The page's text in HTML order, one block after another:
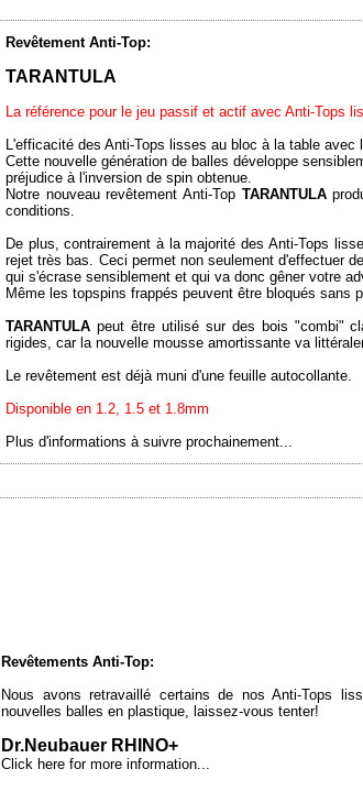
Revêtement Anti-Top:
TARANTULA
La référence pour le jeu passif et actif avec Anti-Tops
L'efficacité des Anti-Tops lisses au bloc à la table
Cette nouvelle génération de balles développe
préjudice à l'inversion de spin obtenue.
Notre nouveau revêtement Anti-Top TARANTULA
conditions.
De plus, contrairement à la majorité des Anti-Tops
rejet très bas. Ceci permet non seulement d'effectuer
qui s'écrase sensiblement et qui va donc gêner votre
Même les topspins frappés peuvent être bloqués sans
TARANTULA peut être utilisé sur des bois "combi"
rigides, car la nouvelle mousse amortissante va
Le revêtement est déjà muni d'une feuille autocollante.
Disponible en 1.2, 1.5 et 1.8mm
Plus d'informations à suivre prochainement...
Revêtements Anti-Top:
Nous avons retravaillé certains de nos Anti-Tops
nouvelles balles en plastique, laissez-vous tenter!
Dr.Neubauer RHINO+
Click here for more information...